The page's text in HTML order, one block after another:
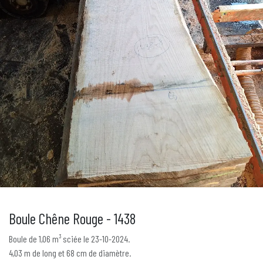
Boule Chêne Rouge - 1438
Boule de 1,06 m³ sciée le 23-10-2024.
4,03 m de long et 68 cm de diamètre.